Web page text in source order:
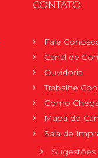
CONTATO
Fale
Canal de
Ouvidoria
Trabalhe
Como
Mapa do
Sala de